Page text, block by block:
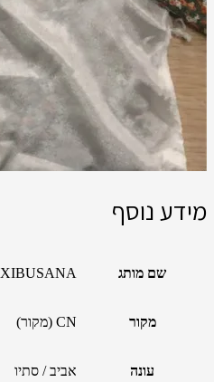
מידע נוסף
שם מותג XIBUSANA
מקור CN (מקור)
עונה אביב / סתיו